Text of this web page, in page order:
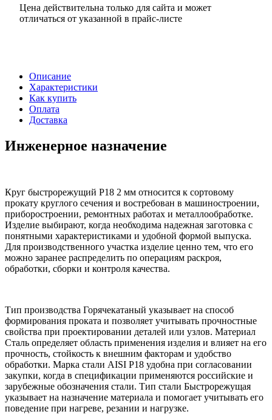
Цена действительна только для сайта и может
отличаться от указанной в прайс-листе
Описание
Характеристики
Как купить
Оплата
Доставка
Инженерное назначение
Круг быстрорежущий Р18 2 мм относится к сортовому
прокату круглого сечения и востребован в машиностроении,
приборостроении, ремонтных работах и металлообработке.
Изделие выбирают, когда необходима надежная заготовка с
понятными характеристиками и удобной формой выпуска.
Для производственного участка изделие ценно тем, что его
можно заранее распределить по операциям раскроя,
обработки, сборки и контроля качества.
Тип производства Горячекатаный указывает на способ
формирования проката и позволяет учитывать прочностные
свойства при проектировании деталей или узлов. Материал
Сталь определяет область применения изделия и влияет на его
прочность, стойкость к внешним факторам и удобство
обработки. Марка стали AISI Р18 удобна при согласовании
закупки, когда в спецификации применяются российские и
зарубежные обозначения стали. Тип стали Быстрорежущая
указывает на назначение материала и помогает учитывать его
поведение при нагреве, резании и нагрузке.